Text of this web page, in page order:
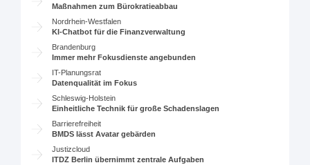
Maßnahmen zum Bürokratieabbau
Nordrhein-Westfalen
KI-Chatbot für die Finanzverwaltung
Brandenburg
Immer mehr Fokusdienste angebunden
IT-Planungsrat
Datenqualität im Fokus
Schleswig-Holstein
Einheitliche Technik für große Schadenslagen
Barrierefreiheit
BMDS lässt Avatar gebärden
Justizcloud
ITDZ Berlin übernimmt zentrale Aufgaben